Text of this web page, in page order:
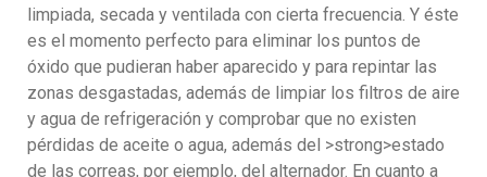
limpiada, secada y ventilada con cierta frecuencia. Y éste
es el momento perfecto para eliminar los puntos de
óxido que pudieran haber aparecido y para repintar las
zonas desgastadas, además de limpiar los filtros de aire
y agua de refrigeración y comprobar que no existen
pérdidas de aceite o agua, además del >strong>estado
de las correas, por ejemplo, del alternador. En cuanto a